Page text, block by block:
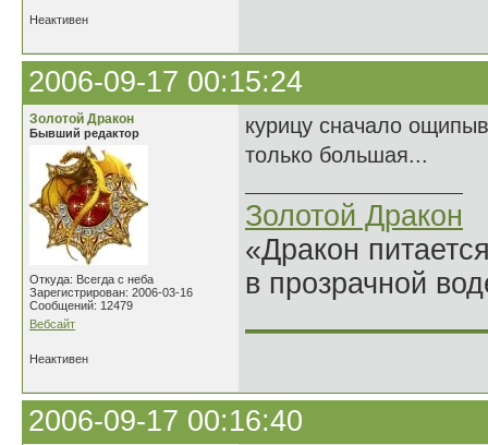
Неактивен
2006-09-17 00:15:24
Золотой Дракон
Бывший редактор
Откуда: Всегда с неба
Зарегистрирован: 2006-03-16
Сообщений: 12479
Вебсайт
курицу сначало
только большая...
Золотой Дракон
«Дракон
в прозрачной
Неактивен
2006-09-17 00:16:40